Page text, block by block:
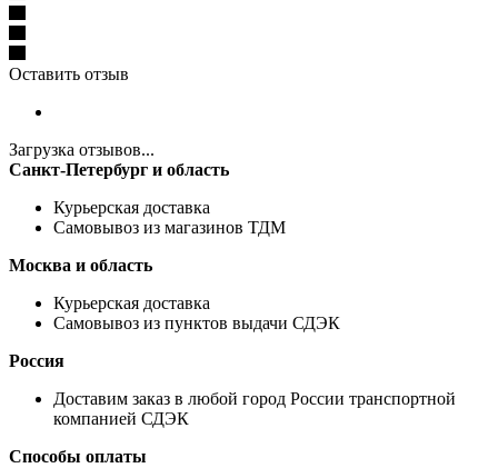
Оставить отзыв
Загрузка отзывов...
Санкт-Петербург и область
Курьерская доставка
Самовывоз из магазинов ТДМ
Москва и область
Курьерская доставка
Самовывоз из пунктов выдачи СДЭК
Россия
Доставим заказ в любой город России транспортной
компанией СДЭК
Способы оплаты